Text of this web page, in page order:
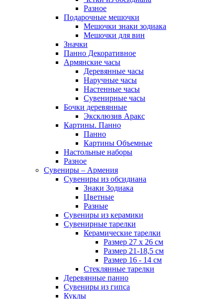
Разное
Подарочные мешочки
Мешочки знаки зодиака
Мешочки для вин
Значки
Панно Декоративное
Армянские часы
Деревянные часы
Наручные часы
Настенные часы
Сувенирные часы
Бочки деревянные
Эксклюзив Аракс
Картины. Панно
Панно
Картины Объемные
Настольные наборы
Разное
Сувениры – Армения
Сувениры из обсидиана
Знаки Зодиака
Цветные
Разные
Сувениры из керамики
Сувенирные тарелки
Керамические тарелки
Размер 27 х 26 см
Размер 21-18,5 см
Размер 16 - 14 см
Стеклянные тарелки
Деревянные панно
Сувениры из гипса
Куклы